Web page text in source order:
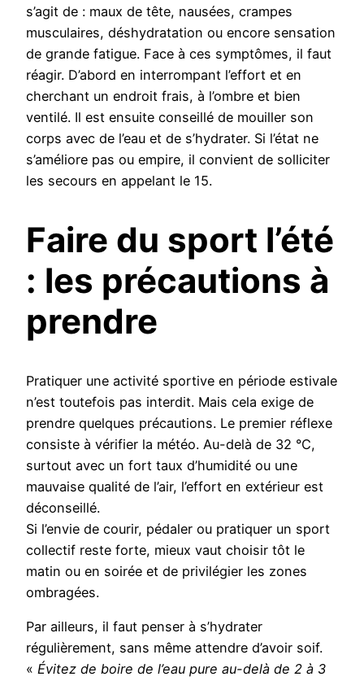
s’agit de : maux de tête, nausées, crampes
musculaires, déshydratation ou encore sensation
de grande fatigue. Face à ces symptômes, il faut
réagir. D’abord en interrompant l’effort et en
cherchant un endroit frais, à l’ombre et bien
ventilé. Il est ensuite conseillé de mouiller son
corps avec de l’eau et de s’hydrater. Si l’état ne
s’améliore pas ou empire, il convient de solliciter
les secours en appelant le 15.
Faire du sport l’été
: les précautions à
prendre
Pratiquer une activité sportive en période estivale
n’est toutefois pas interdit. Mais cela exige de
prendre quelques précautions. Le premier réflexe
consiste à vérifier la météo. Au-delà de 32 °C,
surtout avec un fort taux d’humidité ou une
mauvaise qualité de l’air, l’effort en extérieur est
déconseillé.
Si l’envie de courir, pédaler ou pratiquer un sport
collectif reste forte, mieux vaut choisir tôt le
matin ou en soirée et de privilégier les zones
ombragées.
Par ailleurs, il faut penser à s’hydrater
régulièrement, sans même attendre d’avoir soif.
« Évitez de boire de l’eau pure au-delà de 2 à 3